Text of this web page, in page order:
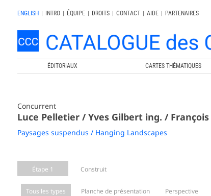
ENGLISH | INTRO | ÉQUIPE | DROITS | CONTACT | AIDE |
PARTENAIRES
ÉDITORIAUX CARTES THÉMATIQUES
Concurrent
Luce Pelletier / Yves Gilbert ing. /
Paysages suspendus / Hanging Landscapes
Étape 1 Construit
Tous les types Planche de présentation Perspective